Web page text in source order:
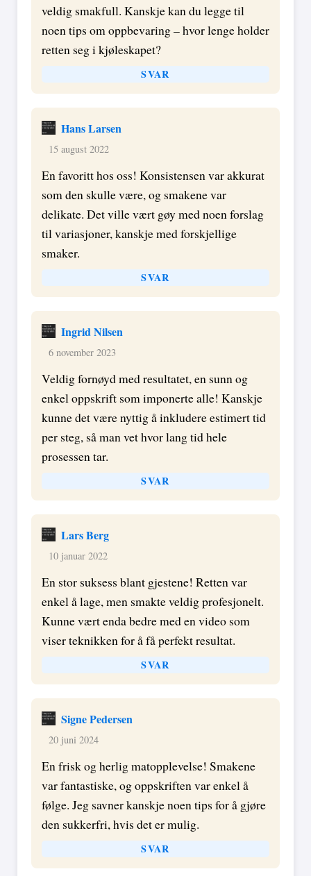
veldig smakfull. Kanskje kan du legge til
noen tips om oppbevaring – hvor lenge holder
retten seg i kjøleskapet?
SVAR
Hans Larsen
15 august 2022
En favoritt hos oss! Konsistensen var akkurat
som den skulle være, og smakene var
delikate. Det ville vært gøy med noen forslag
til variasjoner, kanskje med forskjellige
smaker.
SVAR
Ingrid Nilsen
6 november 2023
Veldig fornøyd med resultatet, en sunn og
enkel oppskrift som imponerte alle! Kanskje
kunne det være nyttig å inkludere estimert tid
per steg, så man vet hvor lang tid hele
prosessen tar.
SVAR
Lars Berg
10 januar 2022
En stor suksess blant gjestene! Retten var
enkel å lage, men smakte veldig profesjonelt.
Kunne vært enda bedre med en video som
viser teknikken for å få perfekt resultat.
SVAR
Signe Pedersen
20 juni 2024
En frisk og herlig matopplevelse! Smakene
var fantastiske, og oppskriften var enkel å
følge. Jeg savner kanskje noen tips for å gjøre
den sukkerfri, hvis det er mulig.
SVAR